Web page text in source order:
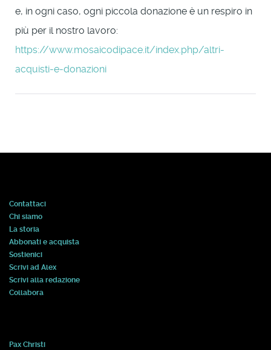
e, in ogni caso, ogni piccola donazione è un respiro in
più per il nostro lavoro:
https://www.mosaicodipace.it/index.php/altri-
acquisti-e-donazioni
Contattaci
Chi siamo
La storia
Abbonati e acquista
Sostienici
Scrivi ad Alex
Scrivi alla redazione
Collabora
Pax Christi